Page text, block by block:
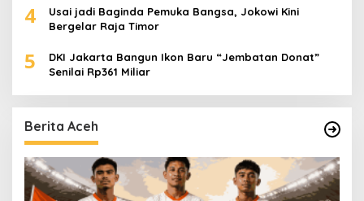
4
Usai jadi Baginda Pemuka Bangsa, Jokowi Kini
Bergelar Raja Timor
5
DKI Jakarta Bangun Ikon Baru “Jembatan Donat”
Senilai Rp361 Miliar
Berita Aceh